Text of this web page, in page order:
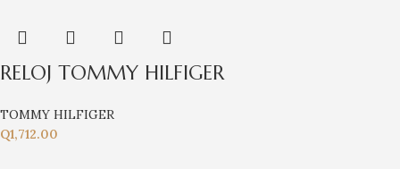
RELOJ TOMMY HILFIGER
TOMMY HILFIGER
Q1,712.00